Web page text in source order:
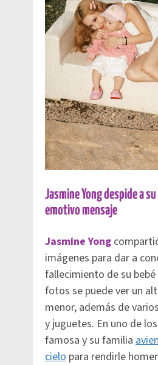
Jasmine Yong despide a
emotivo mensaje
Jasmine Yong
imágenes para dar a
fallecimiento de su bebé
fotos se puede ver un
menor, además de
y juguetes. En uno de
famosa y su familia
cielo para rendirle